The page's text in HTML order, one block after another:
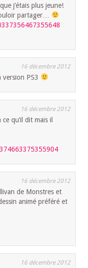
j’étais plus jeune!
partager…
16 décembre 2012
version PS3
16 décembre 2012
qu’il dit mais il
16 décembre 2012
de Monstres et
animé préféré et
16 décembre 2012